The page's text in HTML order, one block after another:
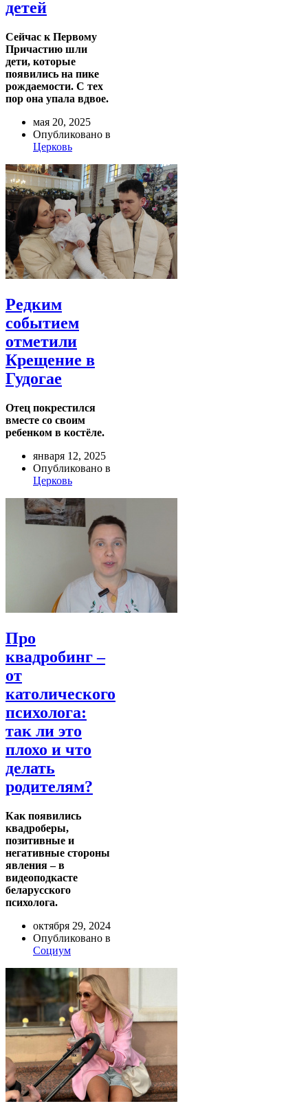
детей
Сейчас к Первому
Причастию шли
дети, которые
появились на пике
рождаемости. С тех
пор она упала вдвое.
мая 20, 2025
Опубликовано в
Церковь
Редким
событием
отметили
Крещение в
Гудогае
Отец покрестился
вместе со своим
ребенком в костёле.
января 12, 2025
Опубликовано в
Церковь
Про
квадробинг –
от
католического
психолога:
так ли это
плохо и что
делать
родителям?
Как появились
квадроберы,
позитивные и
негативные стороны
явления – в
видеоподкасте
беларусского
психолога.
октября 29, 2024
Опубликовано в
Социум